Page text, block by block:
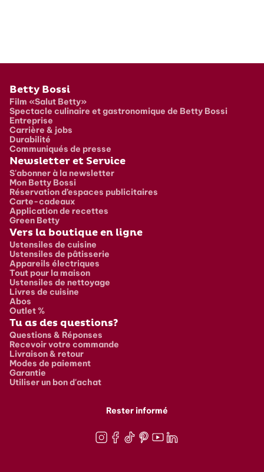
Pied de page
Betty Bossi
Film «Salut Betty»
Spectacle culinaire et gastronomique de Betty Bossi
Entreprise
Carrière & jobs
Durabilité
Communiqués de presse
Newsletter et Service
S'abonner à la newsletter
Mon Betty Bossi
Réservation d’espaces publicitaires
Carte-cadeaux
Application de recettes
Green Betty
Vers la boutique en ligne
Ustensiles de cuisine
Ustensiles de pâtisserie
Appareils électriques
Tout pour la maison
Ustensiles de nettoyage
Livres de cuisine
Abos
Outlet %
Tu as des questions?
Questions & Réponses
Recevoir votre commande
Livraison & retour
Modes de paiement
Garantie
Utiliser un bon d'achat
Rester informé